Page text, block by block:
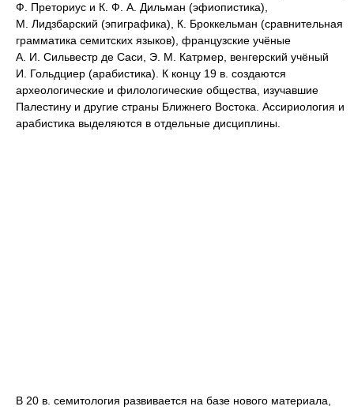
Ф. Преториус и К. Ф. А. Дильман (эфиопистика),
М. Лидзбарский (эпиграфика), К. Броккельман (сравнительная
грамматика семитских языков), французские учёные
А. И. Сильвестр де Саси, Э. М. Катрмер, венгерский учёный
И. Гольдциер (арабистика). К концу 19 в. создаются
археологические и филологические общества, изучавшие
Палестину и другие страны Ближнего Востока. Ассириология и
арабистика выделяются в отдельные дисциплины.
В 20 в. семитология развивается на базе нового материала,